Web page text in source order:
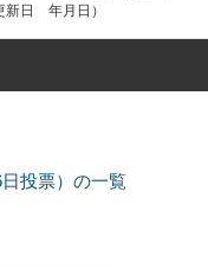
新日 年月日）
投票）の一覧